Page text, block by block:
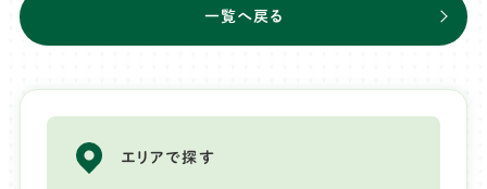
一覧へ戻る
エリアで探す